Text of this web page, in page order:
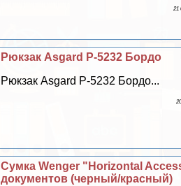
21
Рюкзак Asgard Р-5232 Бордо
Рюкзак Asgard Р-5232 Бордо...
Сумка Wenger "Horizontal
документов (черный/красный)